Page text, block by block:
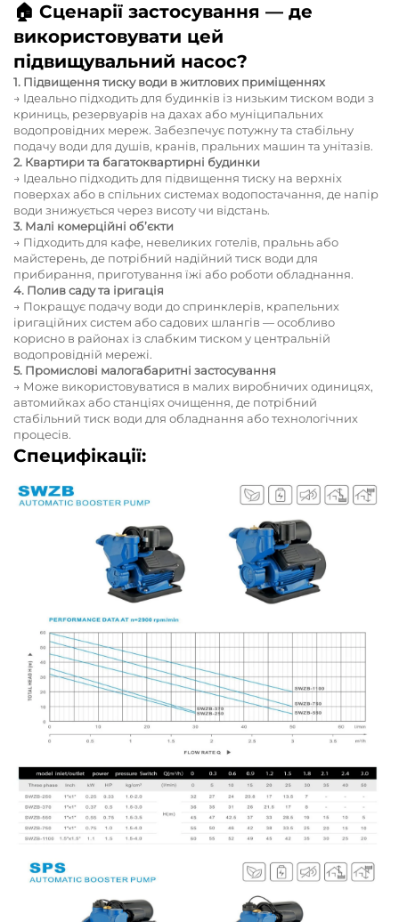
🏠 Сценарії застосування — де
використовувати цей
підвищувальний насос?
1. Підвищення тиску води в житлових приміщеннях
→ Ідеально підходить для будинків із низьким тиском води з
криниць, резервуарів на дахах або муніципальних
водопровідних мереж. Забезпечує потужну та стабільну
подачу води для душів, кранів, пральних машин та унітазів.
2. Квартири та багатоквартирні будинки
→ Ідеально підходить для підвищення тиску на верхніх
поверхах або в спільних системах водопостачання, де напір
води знижується через висоту чи відстань.
3. Малі комерційні об’єкти
→ Підходить для кафе, невеликих готелів, пральнь або
майстерень, де потрібний надійний тиск води для
прибирання, приготування їжі або роботи обладнання.
4. Полив саду та іригація
→ Покращує подачу води до спринклерів, крапельних
іригаційних систем або садових шлангів — особливо
корисно в районах із слабким тиском у центральній
водопровідній мережі.
5. Промислові малогабаритні застосування
→ Може використовуватися в малих виробничих одиницях,
автомийках або станціях очищення, де потрібний
стабільний тиск води для обладнання або технологічних
процесів.
Специфікації: